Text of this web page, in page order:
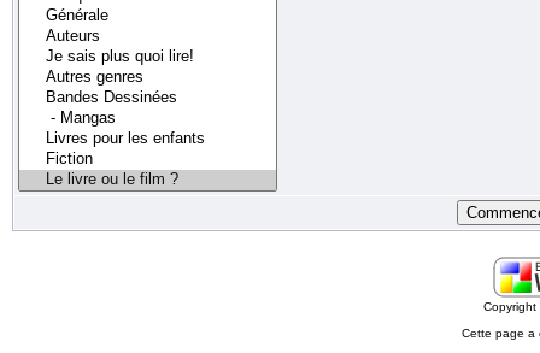
Cette page a